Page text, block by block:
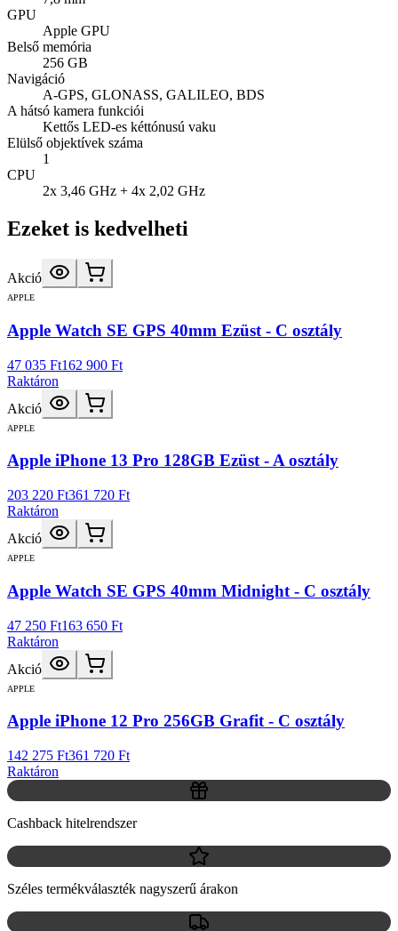
GPU
Apple GPU
Belső memória
256 GB
Navigáció
A-GPS, GLONASS, GALILEO, BDS
A hátsó kamera funkciói
Kettős LED-es kéttónusú vaku
Elülső objektívek száma
1
CPU
2x 3,46 GHz + 4x 2,02 GHz
Ezeket is kedvelheti
Akció
APPLE
Apple Watch SE GPS 40mm Ezüst - C osztály
47 035 Ft162 900 Ft
Raktáron
Akció
APPLE
Apple iPhone 13 Pro 128GB Ezüst - A osztály
203 220 Ft361 720 Ft
Raktáron
Akció
APPLE
Apple Watch SE GPS 40mm Midnight - C osztály
47 250 Ft163 650 Ft
Raktáron
Akció
APPLE
Apple iPhone 12 Pro 256GB Grafit - C osztály
142 275 Ft361 720 Ft
Raktáron
Cashback hitelrendszer
Széles termékválaszték nagyszerű árakon